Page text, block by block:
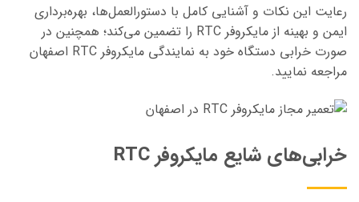
رعایت این نکات و آشنایی کامل با دستورالعمل‌ها، بهره‌برداری
ایمن و بهینه از مایکروفر RTC را تضمین می‌کند؛ همچنین در
صورت خرابی دستگاه خود به نمایندگی مایکروفر RTC اصفهان
مراجعه نمایید.
خرابی‌های شایع مایکروفر RTC